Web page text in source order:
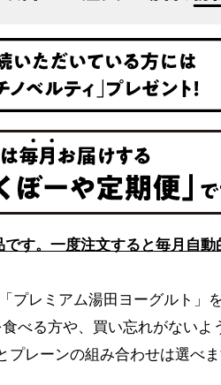
す。一度注文すると毎月自動
プレミアム湯田ヨーグルト」
べる方や、買い忘れがないよ
レーンの組み合わせは選べ